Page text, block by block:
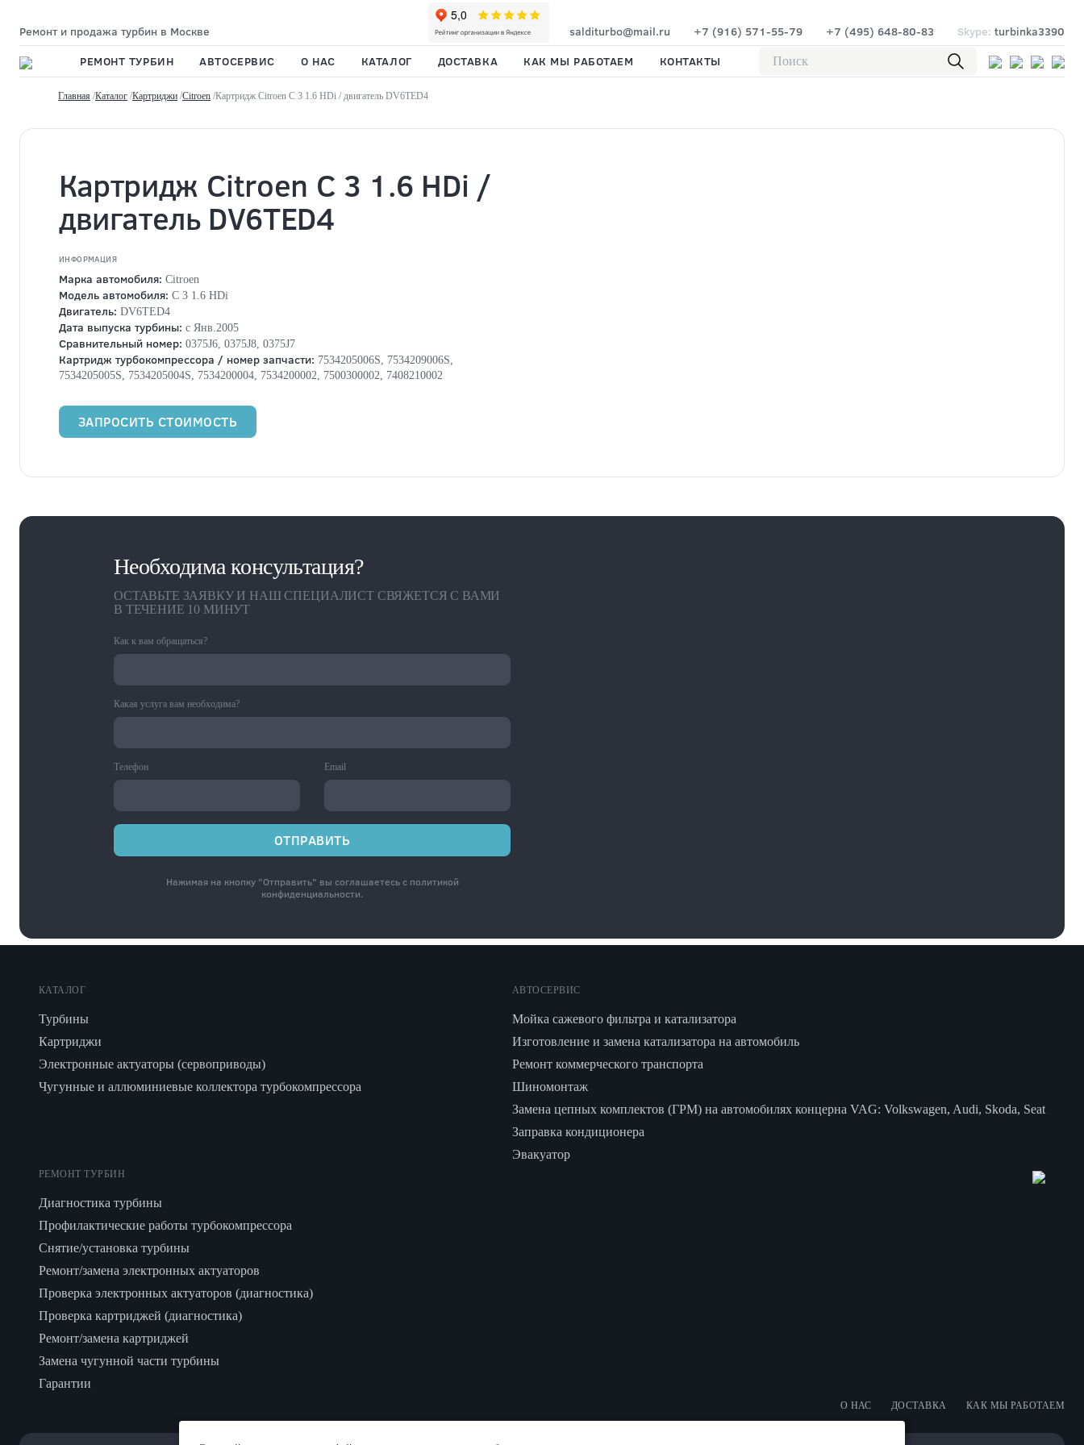
Ремонт и продажа турбин в Москве salditurbo@mail.ru +7 (916) 571-55-79 +7 (495) 648-80-83 Skype: turbinka3390
РЕМОНТ ТУРБИН
АВТОСЕРВИС О НАС КАТАЛОГ ДОСТАВКА КАК МЫ РАБОТАЕМ КОНТАКТЫ
Главная /Каталог /Картриджи /Citroen /Картридж Citroen C 3 1.6 HDi / двигатель DV6TED4
Картридж Citroen C 3 1.6 HDi /
двигатель DV6TED4
ИНФОРМАЦИЯ
Марка автомобиля: Citroen
Модель автомобиля: C 3 1.6 HDi
Двигатель: DV6TED4
Дата выпуска турбины: с Янв.2005
Сравнительный номер: 0375J6, 0375J8, 0375J7
Картридж турбокомпрессора / номер запчасти: 7534205006S, 7534209006S,
7534205005S, 7534205004S, 7534200004, 7534200002, 7500300002, 7408210002
ЗАПРОСИТЬ СТОИМОСТЬ
Необходима консультация?
ОСТАВЬТЕ ЗАЯВКУ И НАШ СПЕЦИАЛИСТ СВЯЖЕТСЯ С ВАМИ
В ТЕЧЕНИЕ 10 МИНУТ
Как к вам обращаться?
Какая услуга вам необходима?
Телефон Email
ОТПРАВИТЬ
Нажимая на кнопку "Отправить" вы соглашаетесь с политикой
конфиденциальности.
КАТАЛОГ
Турбины
Картриджи
Электронные актуаторы (сервоприводы)
Чугунные и аллюминиевые коллектора турбокомпрессора
АВТОСЕРВИС
Мойка сажевого фильтра и катализатора
Изготовление и замена катализатора на автомобиль
Ремонт коммерческого транспорта
Шиномонтаж
Замена цепных комплектов (ГРМ) на автомобилях концерна VAG: Volkswagen, Audi, Skoda, Seat
Заправка кондиционера
Эвакуатор
РЕМОНТ ТУРБИН
Диагностика турбины
Профилактические работы турбокомпрессора
Снятие/установка турбины
Ремонт/замена электронных актуаторов
Проверка электронных актуаторов (диагностика)
Проверка картриджей (диагностика)
Ремонт/замена картриджей
Замена чугунной части турбины
Гарантии
О НАС ДОСТАВКА КАК МЫ РАБОТАЕМ